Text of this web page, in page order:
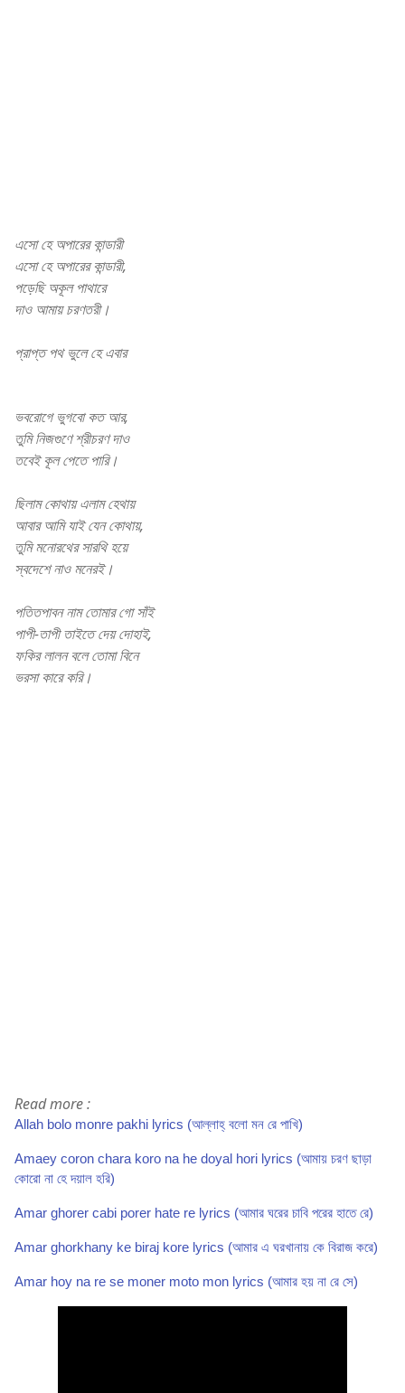
এসো হে অপারের কান্ডারী
এসো হে অপারের কান্ডারী,
পড়েছি অকূল পাথারে
দাও আমায় চরণতরী।
প্রাপ্ত পথ ভুলে হে এবার
ভবরোগে ভুগবো কত আর,
তুমি নিজগুণে শ্রীচরণ দাও
তবেই কূল পেতে পারি।
ছিলাম কোথায় এলাম হেথায়
আবার আমি যাই যেন কোথায়,
তুমি মনোরথের সারথি হয়ে
স্বদেশে নাও মনেরই।
পতিতপাবন নাম তোমার গো সাঁই
পাপী-তাপী তাইতে দেয় দোহাই,
ফকির লালন বলে তোমা বিনে
ভরসা কারে করি।
Read more :
Allah bolo monre pakhi lyrics (আল্লাহ্ বলো মন রে পাখি)
Amaey coron chara koro na he doyal hori lyrics (আমায় চরণ ছাড়া
কোরো না হে দয়াল হরি)
Amar ghorer cabi porer hate re lyrics (আমার ঘরের চাবি পরের হাতে রে)
Amar ghorkhany ke biraj kore lyrics (আমার এ ঘরখানায় কে বিরাজ করে)
Amar hoy na re se moner moto mon lyrics (আমার হয় না রে সে)